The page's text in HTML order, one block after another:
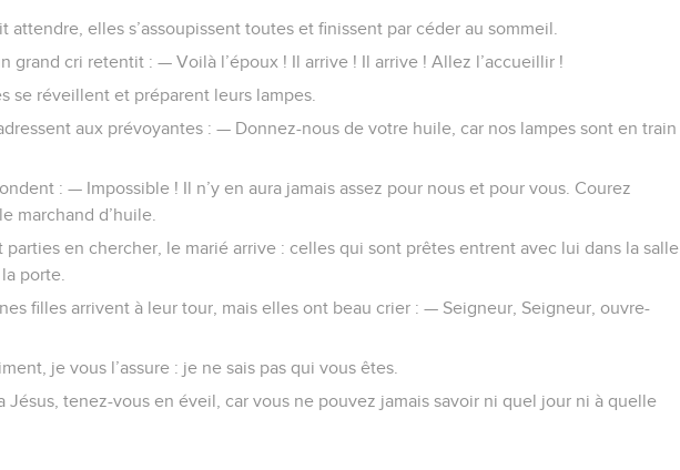
attendre, elles s’assoupissent toutes et finissent par céder au sommeil.
grand cri retentit : — Voilà l’époux ! Il arrive ! Il arrive ! Allez l’accueillir !
se réveillent et préparent leurs lampes.
aux prévoyantes : — Donnez-nous de votre huile, car nos lampes sont en train
: — Impossible ! Il n’y en aura jamais assez pour nous et pour vous. Courez
marchand d’huile.
parties en chercher, le marié arrive : celles qui sont prêtes entrent avec lui dans la salle
porte.
filles arrivent à leur tour, mais elles ont beau crier : — Seigneur, Seigneur, ouvre-
je vous l’assure : je ne sais pas qui vous êtes.
Jésus, tenez-vous en éveil, car vous ne pouvez jamais savoir ni quel jour ni à quelle